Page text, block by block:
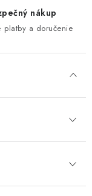
nákup
platby a doručenie